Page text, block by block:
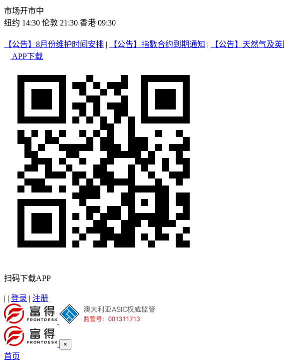
市场开市中
纽约 14:30 伦敦 21:30 香港 09:30
【公告】8月份维护时间安排 | 【公告】指數合约到期通知 |
【公告】天然气及
APP下载
扫码下载APP
| | 登录 | 注册
×
首页